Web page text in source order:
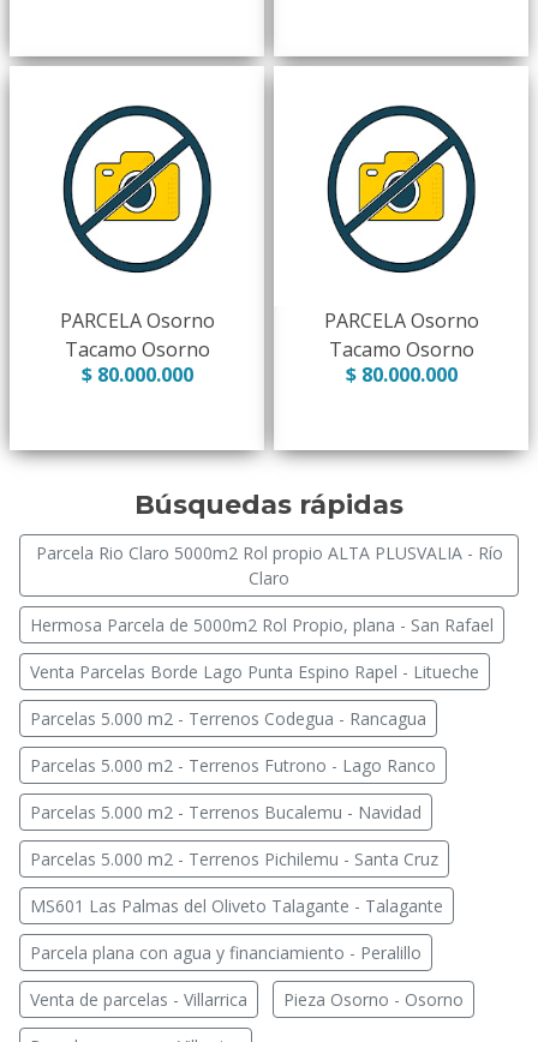
PARCELA Osorno
Tacamo Osorno
$ 80.000.000
PARCELA Osorno
Tacamo Osorno
$ 80.000.000
Búsquedas rápidas
Parcela Rio Claro 5000m2 Rol propio ALTA PLUSVALIA - Río
Claro
Hermosa Parcela de 5000m2 Rol Propio, plana - San Rafael
Venta Parcelas Borde Lago Punta Espino Rapel - Litueche
Parcelas 5.000 m2 - Terrenos Codegua - Rancagua
Parcelas 5.000 m2 - Terrenos Futrono - Lago Ranco
Parcelas 5.000 m2 - Terrenos Bucalemu - Navidad
Parcelas 5.000 m2 - Terrenos Pichilemu - Santa Cruz
MS601 Las Palmas del Oliveto Talagante - Talagante
Parcela plana con agua y financiamiento - Peralillo
Venta de parcelas - Villarrica Pieza Osorno - Osorno